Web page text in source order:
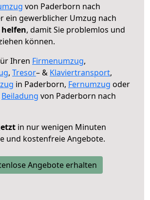
von Paderborn nach
ein gewerblicher Umzug nach
, damit Sie problemlos und
können.
Ihren Firmenumzug,
, Tresor– & Klaviertransport,
in Paderborn, Fernumzug oder
Beiladung von Paderborn nach
in nur wenigen Minuten
und kostenfreie Angebote.
Angebote erhalten